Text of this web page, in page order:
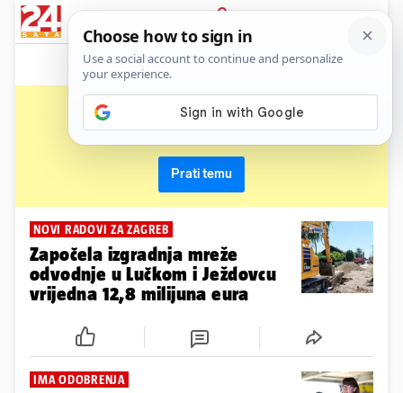
PRIJAVA
News
grad zagreb
Prati temu
NOVI RADOVI ZA ZAGREB
Započela izgradnja mreže
odvodnje u Lučkom i Ježdovcu
vrijedna 12,8 milijuna eura
IMA ODOBRENJA